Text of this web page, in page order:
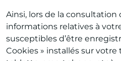
Ainsi, lors de la consultation
informations relatives à
susceptibles d’être
Cookies » installés sur